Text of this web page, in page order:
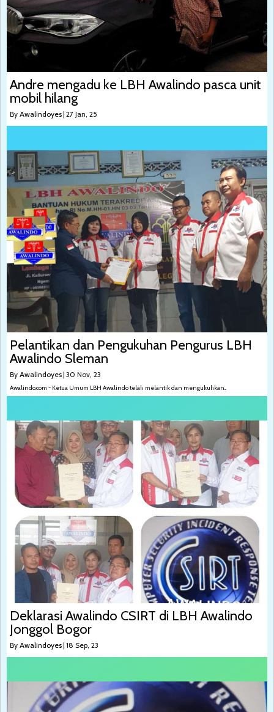
Andre mengadu ke LBH Awalindo pasca unit
mobil hilang
By Awalindoyes| 27 Jan, 25
Pelantikan dan Pengukuhan Pengurus LBH
Awalindo Sleman
By Awalindoyes| 30 Nov, 23
Awalindo.com - Ketua Umum LBH Awalindo telah melantik dan mengukuhkan...
Deklarasi Awalindo CSIRT di LBH Awalindo
Jonggol Bogor
By Awalindoyes| 18 Sep, 23